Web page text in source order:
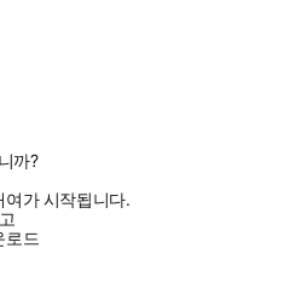
까?
가 시작됩니다.
로드